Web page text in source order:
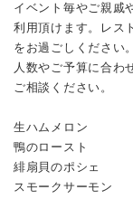
イベント毎やご親戚
利用頂けます。
レス
をお過ごしください。
人数やご予算に合わ
ご相談ください。
生ハムメロン
鴨のロースト
緋扇貝のポシェ
スモークサーモン